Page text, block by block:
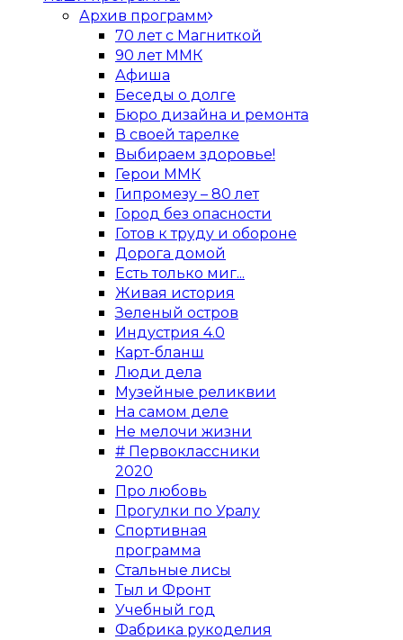
Архив программ
70 лет с Магниткой
90 лет ММК
Афиша
Беседы о долге
Бюро дизайна и ремонта
В своей тарелке
Выбираем здоровье!
Герои ММК
Гипромезу – 80 лет
Город без опасности
Готов к труду и обороне
Дорога домой
Есть только миг...
Живая история
Зеленый остров
Индустрия 4.0
Карт-бланш
Люди дела
Музейные реликвии
На самом деле
Не мелочи жизни
# Первоклассники
2020
Про любовь
Прогулки по Уралу
Спортивная
программа
Стальные лисы
Тыл и Фронт
Учебный год
Фабрика рукоделия